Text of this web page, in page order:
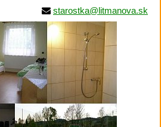
starostka@litmanova.sk